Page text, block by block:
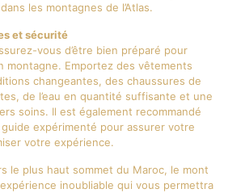
les montagnes de l’Atlas.
et sécurité
vous d’être bien préparé pour
montagne. Emportez des vêtements
changeantes, des chaussures de
de l’eau en quantité suffisante et une
soins. Il est également recommandé
expérimenté pour assurer votre
votre expérience.
le plus haut sommet du Maroc, le mont
inoubliable qui vous permettra